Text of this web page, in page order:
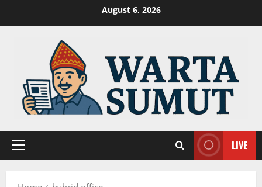
August 6, 2026
Primary
LIVE